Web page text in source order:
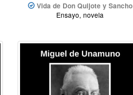
Vida de Don Quijote y Sancho
Ensayo, novela